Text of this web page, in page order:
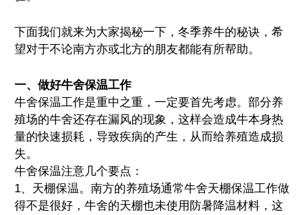
下面我们就来为大家揭秘一下，冬季养牛的秘诀，希
望对于不论南方亦或北方的朋友都能有所帮助。
一、做好牛舍保温工作
牛舍保温工作是重中之重，一定要首先考虑。部分养
殖场的牛舍还存在漏风的现象，这样会造成牛本身热
量的快速损耗，导致疾病的产生，从而给养殖造成损
失。
牛舍保温注意几个要点：
1、天棚保温。南方的养殖场通常牛舍天棚保温工作做
得不是很好，牛舍的天棚也未使用防暑降温材料，这